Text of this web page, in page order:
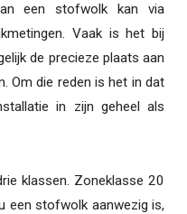
een stofwolk kan via
Vaak is het bij
de precieze plaats aan
Om die reden is het in dat
in zijn geheel als
klassen. Zoneklasse 20
een stofwolk aanwezig is,